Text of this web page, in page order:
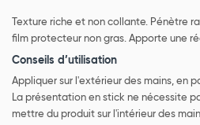
Texture riche et non collante. Pénètre
film protecteur non gras. Apporte une
Conseils d’utilisation
Appliquer sur l'extérieur des mains, en
La présentation en stick ne nécessite
mettre du produit sur l'intérieur des